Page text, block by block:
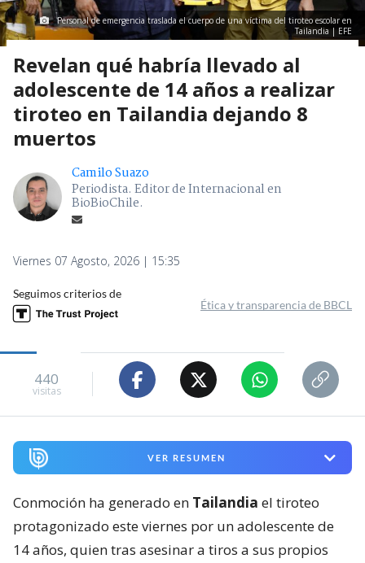
Personal de emergencia traslada el cuerpo de una víctima del tiroteo escolar en
Tailandia | EFE
Revelan qué habría llevado al
adolescente de 14 años a realizar
tiroteo en Tailandia dejando 8
muertos
Camilo Suazo
Periodista. Editor de Internacional en
BioBioChile.
Viernes 07 Agosto, 2026 | 15:35
Seguimos criterios de
Ética y transparencia de BBCL
440
visitas
VER RESUMEN
Conmoción ha generado en Tailandia el tiroteo
protagonizado este viernes por un adolescente de
14 años, quien tras asesinar a tiros a sus propios